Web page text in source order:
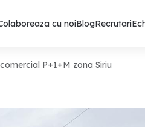
cu noiBlogRecrutari
P+1+M zona Siriu